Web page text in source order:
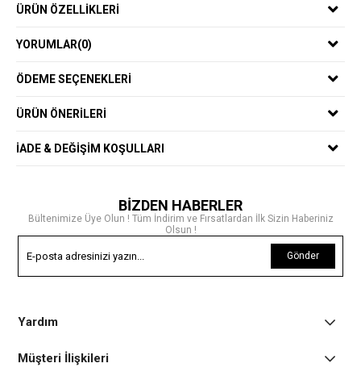
ÜRÜN ÖZELLIKLERI
YORUMLAR(0)
ÖDEME SEÇENEKLERI
ÜRÜN ÖNERILERI
İADE & DEĞIŞIM KOŞULLARI
BİZDEN HABERLER
Bültenimize Üye Olun ! Tüm İndirim ve Fırsatlardan İlk Sizin Haberiniz
Olsun !
Gönder
Yardım
Müşteri İlişkileri